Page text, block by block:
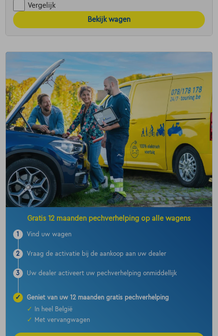
Vergelijk
Bekijk wagen
Gratis 12 maanden pechverhelping op alle wagens
1 Vind uw wagen
2 Vraag de activatie bij de aankoop aan uw dealer
3 Uw dealer activeert uw pechverhelping onmiddellijk
✓
Geniet van uw 12 maanden gratis pechverhelping
✓
In heel België
✓
Met vervangwagen